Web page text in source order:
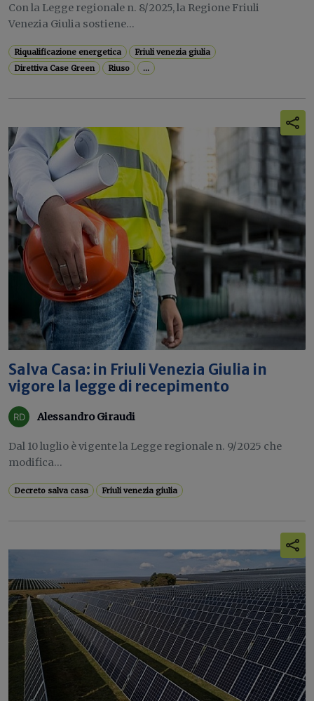
Con la Legge regionale n. 8/2025, la Regione Friuli
Venezia Giulia sostiene...
Riqualificazione energetica
Friuli venezia giulia
Direttiva Case Green
Riuso ...
Salva Casa: in Friuli Venezia Giulia in
vigore la legge di recepimento
Alessandro Giraudi
Dal 10 luglio è vigente la Legge regionale n. 9/2025 che
modifica...
Decreto salva casa Friuli venezia giulia